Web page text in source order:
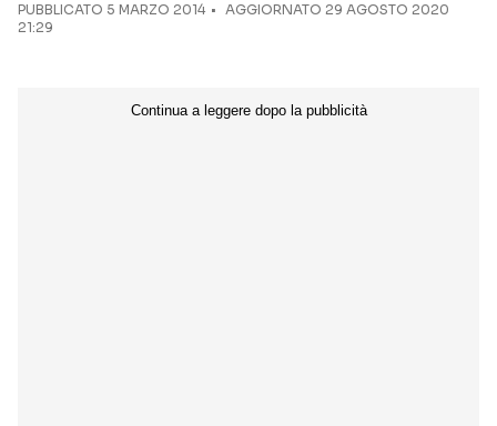
PUBBLICATO 5 MARZO 2014
AGGIORNATO 29 AGOSTO 2020
21:29